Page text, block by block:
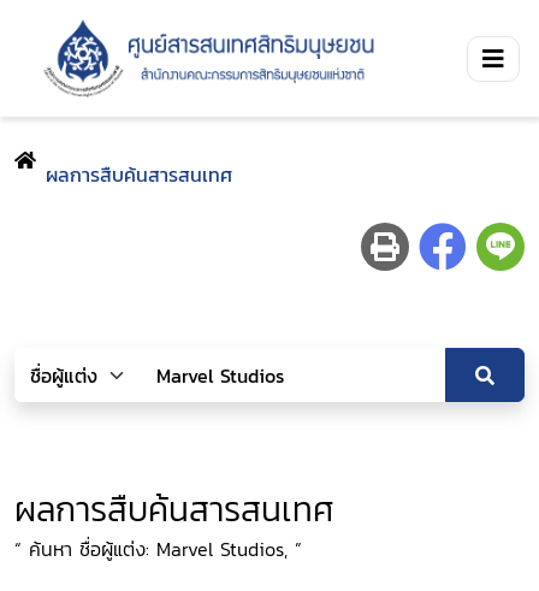
ผลการสืบค้นสารสนเทศ
ผลการสืบค้นสารสนเทศ
“ ค้นหา ชื่อผู้แต่ง: Marvel Studios, ”